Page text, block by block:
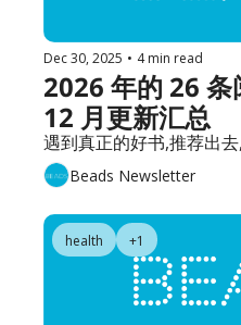
Dec 30, 2025 • 4 min read
2026 年的 26
12 月更新汇总
遇到真正的好书,推荐出
Beads Newsletter
health +1